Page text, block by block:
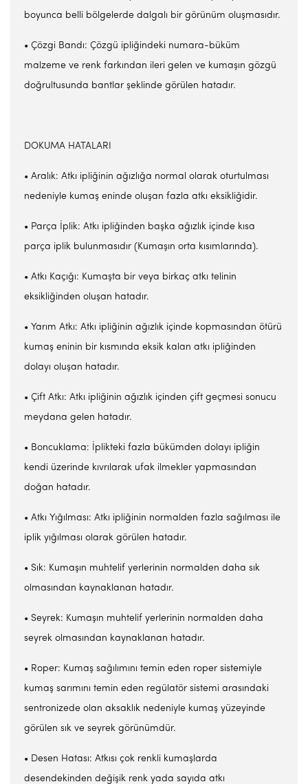
boyunca belli bölgelerde dalgalı bir görünüm oluşmasıdır.
• Çözgi Bandı: Çözgü ipliğindeki numara-büküm
malzeme ve renk farkından ileri gelen ve kumaşın gözgü
doğrultusunda bantlar şeklinde görülen hatadır.
DOKUMA HATALARI
• Aralık: Atkı ipliğinin ağızlığa normal olarak oturtulması
nedeniyle kumaş eninde oluşan fazla atkı eksikliğidir.
• Parça İplik: Atkı ipliğinden başka ağızlık içinde kısa
parça iplik bulunmasıdır (Kumaşın orta kısımlarında).
• Atkı Kaçığı: Kumaşta bir veya birkaç atkı telinin
eksikliğinden oluşan hatadır.
• Yarım Atkı: Atkı ipliğinin ağızlık içinde kopmasından ötürü
kumaş eninin bir kısmında eksik kalan atkı ipliğinden
dolayı oluşan hatadır.
• Çift Atkı: Atkı ipliğinin ağızlık içinden çift geçmesi sonucu
meydana gelen hatadır.
• Boncuklama: İplikteki fazla bükümden dolayı ipliğin
kendi üzerinde kıvrılarak ufak ilmekler yapmasından
doğan hatadır.
• Atkı Yığılması: Atkı ipliğinin normalden fazla sağılması ile
iplik yığılması olarak görülen hatadır.
• Sık: Kumaşın muhtelif yerlerinin normalden daha sık
olmasından kaynaklanan hatadır.
• Seyrek: Kumaşın muhtelif yerlerinin normalden daha
seyrek olmasından kaynaklanan hatadır.
• Roper: Kumaş sağılımını temin eden roper sistemiyle
kumaş sarımını temin eden regülatör sistemi arasındaki
sentronizede olan aksaklık nedeniyle kumaş yüzeyinde
görülen sık ve seyrek görünümdür.
• Desen Hatası: Atkısı çok renkli kumaşlarda
desendekinden değişik renk yada sayıda atkı